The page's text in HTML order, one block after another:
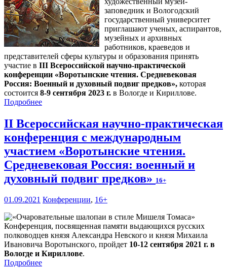
заповедник и Вологодский
государственный университет
приглашают ученых, аспирантов,
музейных и архивных
работников, краеведов и
представителей сферы культуры и образования принять
участие в III Всероссийской научно-практической
конференции «Воротынские чтения. Средневековая
Россия: Военный и духовный подвиг предков», которая
состоится 8-9 сентября 2023 г. в Вологде и Кириллове.
Подробнее
II Всероссийская научно-практическая
конференция с международным
участием «Воротынские чтения.
Средневековая Россия: военный и
духовный подвиг предков» 16+
01.09.2021 Конференции, 16+
Конференция, посвященная памяти выдающихся русских
полководцев князя Александра Невского и князя Михаила
Ивановича Воротынского, пройдет 10-12 сентября 2021 г. в
Вологде и Кириллове.
Подробнее